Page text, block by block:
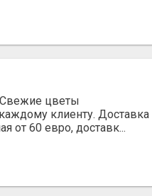
Свежие цветы
клиенту. Доставка
от 60 евро, доставк...